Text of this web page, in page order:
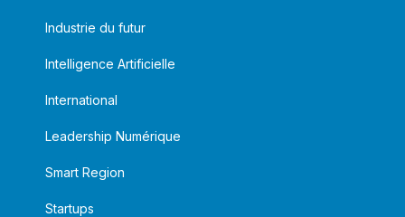
Industrie du futur
Intelligence Artificielle
International
Leadership Numérique
Smart Region
Startups